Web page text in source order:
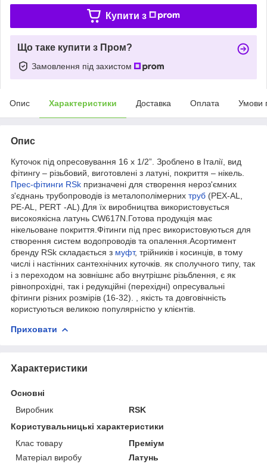
Купити з
Що таке купити з Пром?
Замовлення під захистом
Опис Характеристики Доставка Оплата Умови
Опис
Куточок під опресовування 16 х 1/2”. Зроблено в Італії, вид
фітингу – різьбовий, виготовлені з латуні, покриття – нікель.
Прес-фітинги RSk призначені для створення нероз'ємних
з'єднань трубопроводів із металополімерних труб (PEX-AL,
PE-AL, PERT -AL).Для їх виробництва використовується
високоякісна латунь CW617N.Готова продукція має
нікельоване покриття.Фітинги під прес використовуються для
створення систем водопроводів та опалення.Асортимент
бренду RSk складається з муфт, трійників і косинців, в тому
числі і настінних сантехнічних куточків. як сполучного типу, так
і з переходом на зовнішнє або внутрішнє різьблення, є як
рівнопрохідні, так і редукційні (перехідні) опресувальні
фітинги різних розмірів (16-32). , якість та довговічність
користуються великою популярністю у клієнтів.
Приховати
Характеристики
Основні
Виробник
RSK
Користувальницькі характеристики
Клас товару
Преміум
Матеріал виробу
Латунь